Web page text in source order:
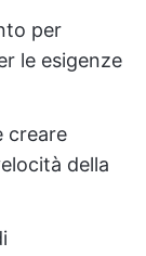
per
le esigenze
creare
della